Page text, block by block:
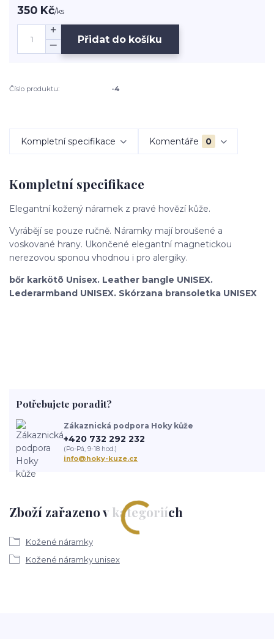
350 Kč/ks
Přidat do košíku
Číslo produktu: -4
Kompletní specifikace Komentáře 0
Kompletní specifikace
Elegantní kožený náramek z pravé hovězí kůže.
Vyrábějí se pouze ručně. Náramky mají broušené a
voskované hrany. Ukončené elegantní magnetickou
nerezovou sponou vhodnou i pro alergiky.
bőr karkötõ Unisex. Leather bangle UNISEX.
Lederarmband UNISEX. Skórzana bransoletka UNISEX
Zboží zařazeno v kategoriích
Kožené náramky
Kožené náramky unisex
Potřebujete poradit?
Zákaznická podpora Hoky kůže
+420 732 292 232
(Po-Pá, 9-18 hod.)
info@hoky-kuze.cz